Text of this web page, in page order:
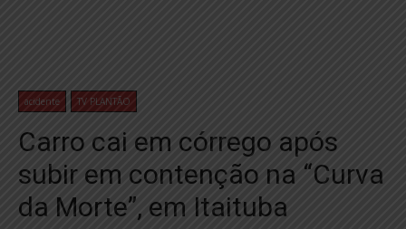
acidente TV PLANTÃO
Carro cai em córrego após
subir em contenção na “Curva
da Morte”, em Itaituba